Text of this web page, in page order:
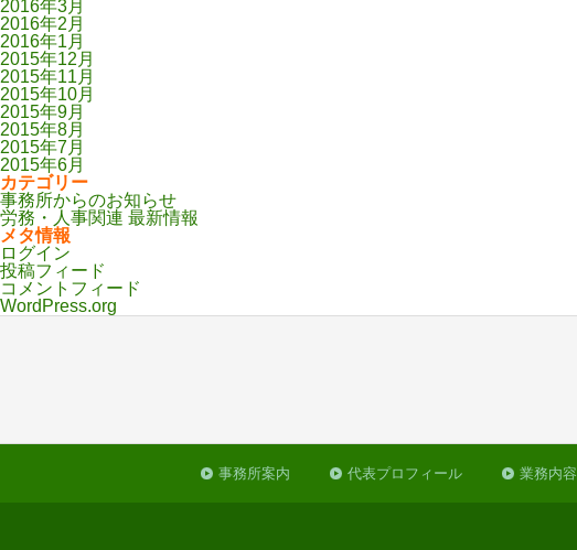
2016年3月
2016年2月
2016年1月
2015年12月
2015年11月
2015年10月
2015年9月
2015年8月
2015年7月
2015年6月
カテゴリー
事務所からのお知らせ
労務・人事関連 最新情報
メタ情報
ログイン
投稿フィード
コメントフィード
WordPress.org
事務所案内 代表プロフィール 業務内容